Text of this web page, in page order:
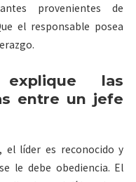
provenientes de
el responsable posea
las
entre un jefe
el líder es reconocido y
le debe obediencia. El